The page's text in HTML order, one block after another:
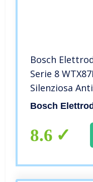
Bosch
Serie 8
Silenziosa
Bosch
8.6